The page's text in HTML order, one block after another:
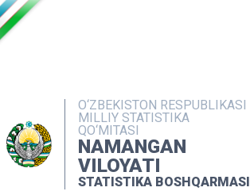
O‘ZBEKISTON RESPUBLIKASI
MILLIY STATISTIKA
QO‘MITASI
NAMANGAN
VILOYATI
STATISTIKA BOSHQARMASI
NASHRLAR
INTERAKTIV XIZMATLAR
MATBUOT XIZMATI
MUROJAATLAR